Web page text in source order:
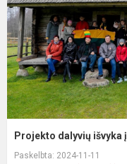
Projekto dalyvių išvyka
Paskelbta: 2024-11-11